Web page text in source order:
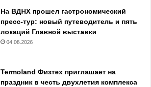
На ВДНХ прошел гастрономический
пресс-тур: новый путеводитель и пять
локаций Главной выставки
04.08.2026
Termoland Физтех приглашает на
праздник в честь двухлетия комплекса